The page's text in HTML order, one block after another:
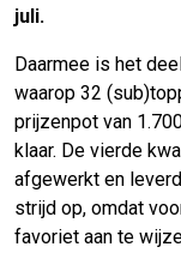
juli.
Daarmee is het
waarop 32
prijzenpot van
klaar. De vierde
afgewerkt en
strijd op, omdat
favoriet aan te